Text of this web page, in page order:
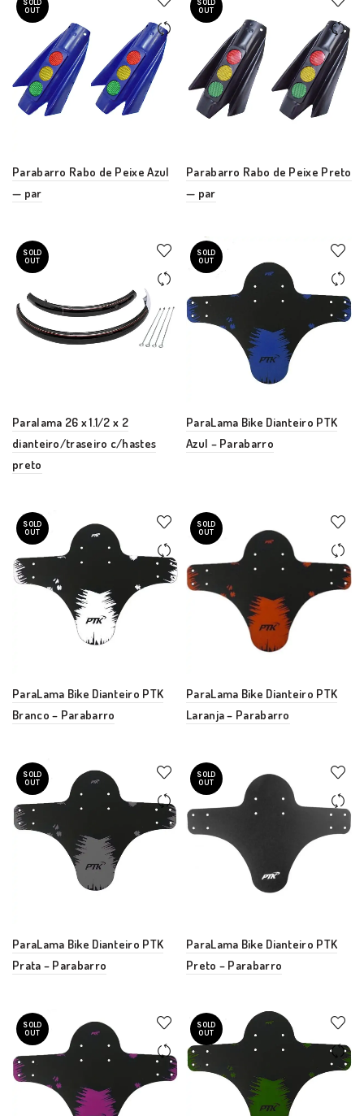
SOLD
OUT
Parabarro Rabo de Peixe Azul
— par
SOLD
OUT
Parabarro Rabo de Peixe Preto
— par
SOLD
OUT
Paralama 26 x 1.1/2 x 2
dianteiro/traseiro c/hastes
preto
SOLD
OUT
ParaLama Bike Dianteiro PTK
Azul – Parabarro
SOLD
OUT
ParaLama Bike Dianteiro PTK
Branco – Parabarro
SOLD
OUT
ParaLama Bike Dianteiro PTK
Laranja – Parabarro
SOLD
OUT
ParaLama Bike Dianteiro PTK
Prata – Parabarro
SOLD
OUT
ParaLama Bike Dianteiro PTK
Preto – Parabarro
SOLD
OUT
SOLD
OUT